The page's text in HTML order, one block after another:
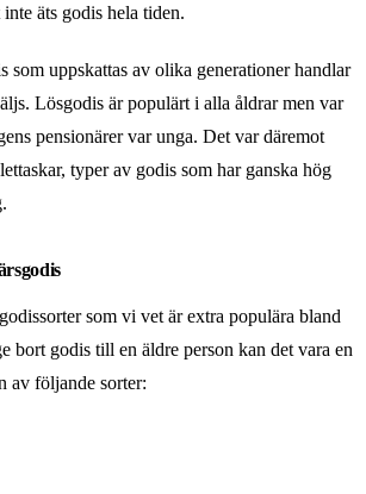
äts godis hela tiden.
som uppskattas av olika generationer handlar
Lösgodis är populärt i alla åldrar men var
pensionärer var unga. Det var däremot
typer av godis som har ganska hög
som vi vet är extra populära bland
bort godis till en äldre person kan det vara en
av följande sorter: